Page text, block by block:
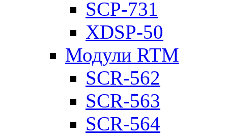
SCP-731
XDSP-50
Модули RTM
SCR-562
SCR-563
SCR-564